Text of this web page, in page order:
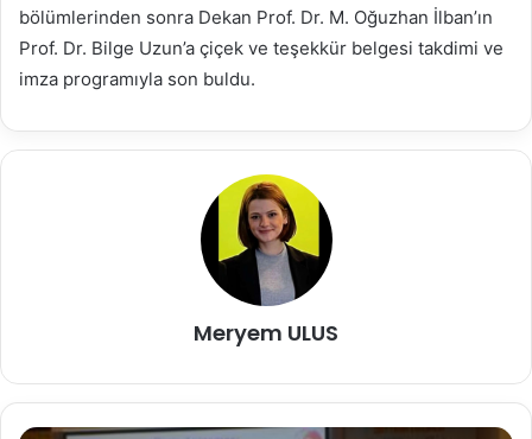
bölümlerinden sonra Dekan Prof. Dr. M. Oğuzhan İlban’ın
Prof. Dr. Bilge Uzun’a çiçek ve teşekkür belgesi takdimi ve
imza programıyla son buldu.
Meryem ULUS